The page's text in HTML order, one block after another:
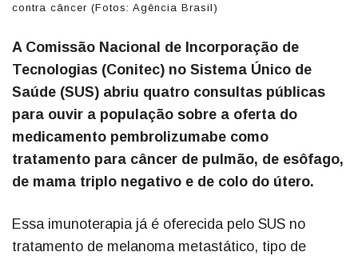
contra câncer (Fotos: Agência Brasil)
A Comissão Nacional de Incorporação de
Tecnologias (Conitec) no Sistema Único de
Saúde (SUS) abriu quatro consultas públicas
para ouvir a população sobre a oferta do
medicamento pembrolizumabe como
tratamento para câncer de pulmão, de esôfago,
de mama triplo negativo e de colo do útero.
Essa imunoterapia já é oferecida pelo SUS no
tratamento de melanoma metastático, tipo de